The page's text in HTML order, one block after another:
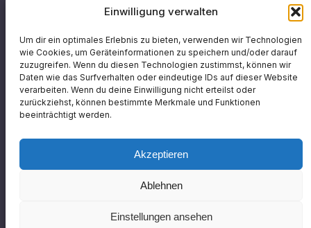
Einwilligung verwalten
Um dir ein optimales Erlebnis zu bieten, verwenden wir Technologien
wie Cookies, um Geräteinformationen zu speichern und/oder darauf
zuzugreifen. Wenn du diesen Technologien zustimmst, können wir
Daten wie das Surfverhalten oder eindeutige IDs auf dieser Website
verarbeiten. Wenn du deine Einwilligung nicht erteilst oder
zurückziehst, können bestimmte Merkmale und Funktionen
beeinträchtigt werden.
Akzeptieren
Ablehnen
Einstellungen ansehen
Schriftführerin: Maria von Mücke
Seiten
Home
Veranstaltungskalender
Aktuell
Downloads I Newsletter
Social
Instagram